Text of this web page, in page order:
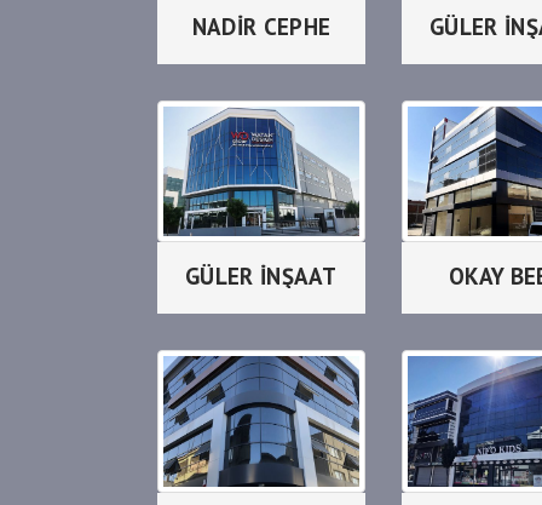
NADİR CEPHE GÜLER
GÜLER İNŞAAT OKAY